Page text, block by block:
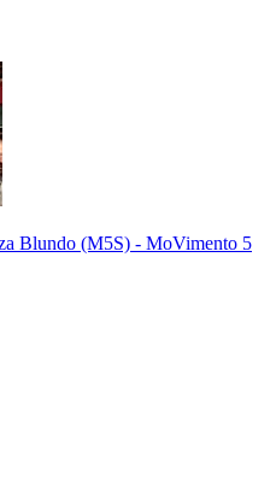
Blundo (M5S) - MoVimento 5